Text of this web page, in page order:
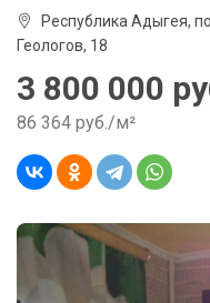
Республика Адыгея,
Геологов, 18
3 800 000
86 364 руб./м²